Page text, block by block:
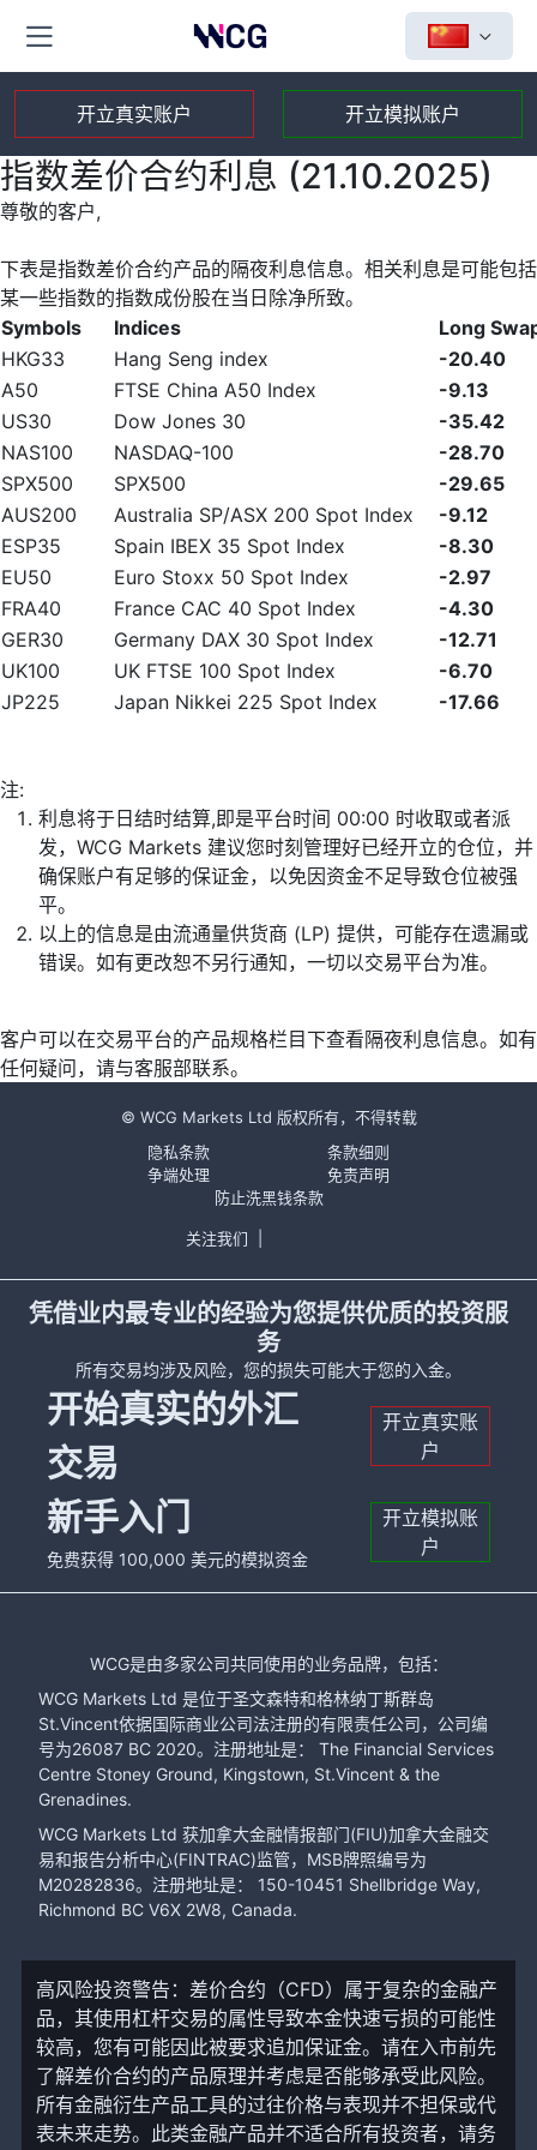
开立真实账户 开立模拟账户
指数差价合约利息 (21.10.2025)
尊敬的客户,
下表是指数差价合约产品的隔夜利息信息。相关利息是可能包括
某一些指数的指数成份股在当日除净所致。
Symbols
Indices
Long
HKG33
Hang Seng index
-20.40
A50
FTSE China A50 Index
-9.13
US30
Dow Jones 30
-35.42
NAS100
NASDAQ-100
-28.70
SPX500
SPX500
-29.65
AUS200
Australia SP/ASX 200 Spot Index
-9.12
ESP35
Spain IBEX 35 Spot Index
-8.30
EU50
Euro Stoxx 50 Spot Index
-2.97
FRA40
France CAC 40 Spot Index
-4.30
GER30
Germany DAX 30 Spot Index
-12.71
UK100
UK FTSE 100 Spot Index
-6.70
JP225
Japan Nikkei 225 Spot Index -17.66
注:
利息将于日结时结算,即是平台时间 00:00 时收取或者派
发，WCG Markets 建议您时刻管理好已经开立的仓位，并
确保账户有足够的保证金，以免因资金不足导致仓位被强
平。
以上的信息是由流通量供货商 (LP) 提供，可能存在遗漏或
错误。如有更改恕不另行通知，一切以交易平台为准。
客户可以在交易平台的产品规格栏目下查看隔夜利息信息。如有
任何疑问，请与客服部联系。
© WCG Markets Ltd 版权所有，不得转载
隐私条款
条款细则
争端处理
免责声明
防止洗黑钱条款
关注我们
凭借业内最专业的经验为您提供优质的投资服
务
所有交易均涉及风险，您的损失可能大于您的入金。
开始真实的外汇
交易
开立真实账
户
新手入门
免费获得 100,000 美元的模拟资金
开立模拟账
户
WCG是由多家公司共同使用的业务品牌，包括：
WCG Markets Ltd 是位于圣文森特和格林纳丁斯群岛
St.Vincent依据国际商业公司法注册的有限责任公司，公司编
号为26087 BC 2020。注册地址是： The Financial Services
Centre Stoney Ground, Kingstown, St.Vincent & the
Grenadines.
WCG Markets Ltd 获加拿大金融情报部门(FIU)加拿大金融交
易和报告分析中心(FINTRAC)监管，MSB牌照编号为
M20282836。注册地址是： 150-10451 Shellbridge Way,
Richmond BC V6X 2W8, Canada.
高风险投资警告：差价合约（CFD）属于复杂的金融产
品，其使用杠杆交易的属性导致本金快速亏损的可能性
较高，您有可能因此被要求追加保证金。请在入市前先
了解差价合约的产品原理并考虑是否能够承受此风险。
所有金融衍生产品工具的过往价格与表现并不担保或代
表未来走势。此类金融产品并不适合所有投资者，请务